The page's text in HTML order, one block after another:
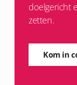
doelgericht
zetten.
Kom in